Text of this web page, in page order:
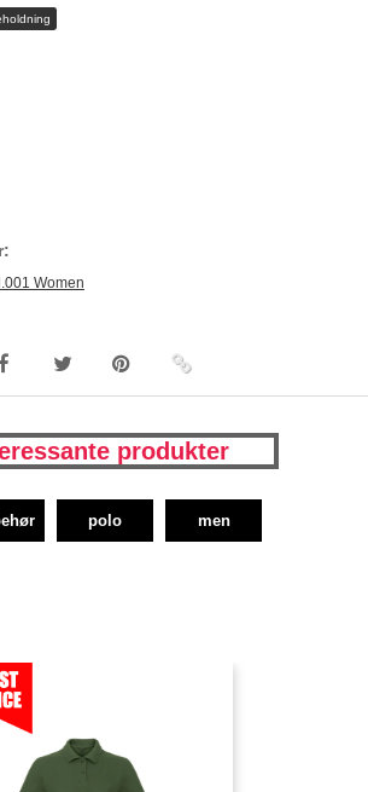
Women
produkter
polo men